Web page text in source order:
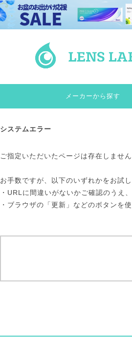
メーカーから探す
システムエラー
ご指定いただいたページは存在しません
お手数ですが、以下のいずれかをお試し
・URLに間違いがないかご確認のうえ
・ブラウザの「更新」などのボタンを